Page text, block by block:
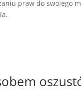
praw do swojego